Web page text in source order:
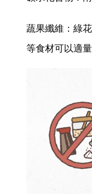
蔬果纖維：綠
等食材可以適